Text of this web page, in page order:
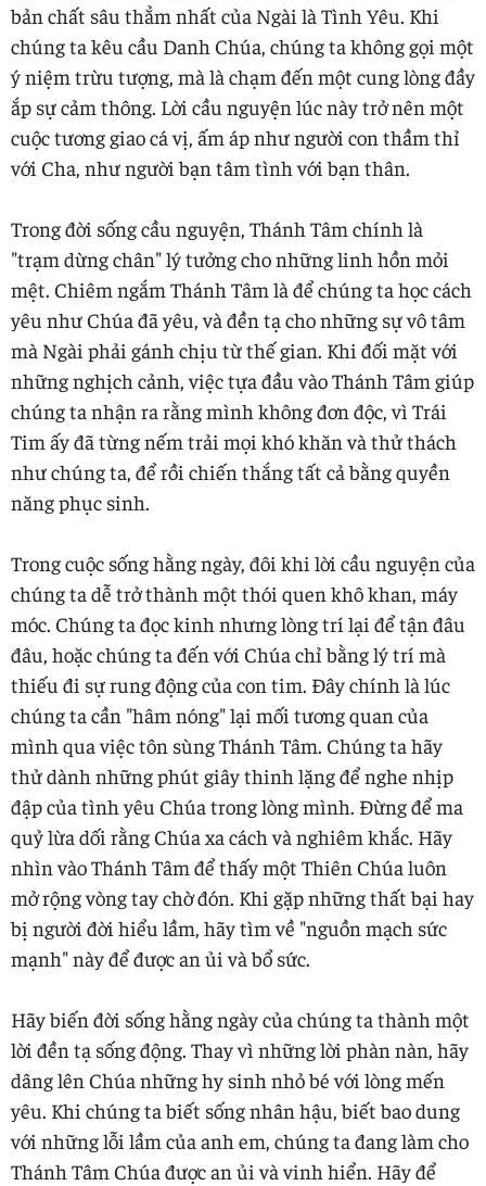
bản chất sâu thẳm nhất của Ngài là Tình Yêu. Khi
chúng ta kêu cầu Danh Chúa, chúng ta không gọi một
ý niệm trừu tượng, mà là chạm đến một cung lòng đầy
ắp sự cảm thông. Lời cầu nguyện lúc này trở nên một
cuộc tương giao cá vị, ấm áp như người con thầm thỉ
với Cha, như người bạn tâm tình với bạn thân.
Trong đời sống cầu nguyện, Thánh Tâm chính là
"trạm dừng chân" lý tưởng cho những linh hồn mỏi
mệt. Chiêm ngắm Thánh Tâm là để chúng ta học cách
yêu như Chúa đã yêu, và đền tạ cho những sự vô tâm
mà Ngài phải gánh chịu từ thế gian. Khi đối mặt với
những nghịch cảnh, việc tựa đầu vào Thánh Tâm giúp
chúng ta nhận ra rằng mình không đơn độc, vì Trái
Tim ấy đã từng nếm trải mọi khó khăn và thử thách
như chúng ta, để rồi chiến thắng tất cả bằng quyền
năng phục sinh.
Trong cuộc sống hằng ngày, đôi khi lời cầu nguyện của
chúng ta dễ trở thành một thói quen khô khan, máy
móc. Chúng ta đọc kinh nhưng lòng trí lại để tận đâu
đâu, hoặc chúng ta đến với Chúa chỉ bằng lý trí mà
thiếu đi sự rung động của con tim. Đây chính là lúc
chúng ta cần "hâm nóng" lại mối tương quan của
mình qua việc tôn sùng Thánh Tâm. Chúng ta hãy
thử dành những phút giây thinh lặng để nghe nhịp
đập của tình yêu Chúa trong lòng mình. Đừng để ma
quỷ lừa dối rằng Chúa xa cách và nghiêm khắc. Hãy
nhìn vào Thánh Tâm để thấy một Thiên Chúa luôn
mở rộng vòng tay chờ đón. Khi gặp những thất bại hay
bị người đời hiểu lầm, hãy tìm về "nguồn mạch sức
mạnh" này để được an ủi và bổ sức.
Hãy biến đời sống hằng ngày của chúng ta thành một
lời đền tạ sống động. Thay vì những lời phàn nàn, hãy
dâng lên Chúa những hy sinh nhỏ bé với lòng mến
yêu. Khi chúng ta biết sống nhân hậu, biết bao dung
với những lỗi lầm của anh em, chúng ta đang làm cho
Thánh Tâm Chúa được an ủi và vinh hiển. Hãy để